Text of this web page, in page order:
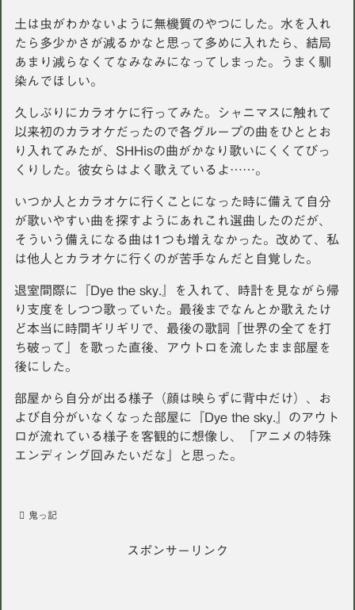
土は虫がわかないように無機質のやつにした。水を入れ
たら多少かさが減るかなと思って多めに入れたら、結局
あまり減らなくてなみなみになってしまった。うまく馴
染んでほしい。
久しぶりにカラオケに行ってみた。シャニマスに触れて
以来初のカラオケだったので各グループの曲をひととお
り入れてみたが、SHHisの曲がかなり歌いにくくてびっ
くりした。彼女らはよく歌えているよ……。
いつか人とカラオケに行くことになった時に備えて自分
が歌いやすい曲を探すようにあれこれ選曲したのだが、
そういう備えになる曲は1つも増えなかった。改めて、私
は他人とカラオケに行くのが苦手なんだと自覚した。
退室間際に『Dye the sky.』を入れて、時計を見ながら帰
り支度をしつつ歌っていた。最後までなんとか歌えたけ
ど本当に時間ギリギリで、最後の歌詞「世界の全てを打
ち破って」を歌った直後、アウトロを流したまま部屋を
後にした。
部屋から自分が出る様子（顔は映らずに背中だけ）、お
よび自分がいなくなった部屋に『Dye the sky.』のアウト
ロが流れている様子を客観的に想像し、「アニメの特殊
エンディング回みたいだな」と思った。
鬼っ記
スポンサーリンク